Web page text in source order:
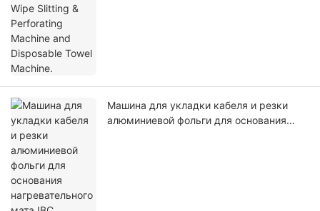
Машина для укладки кабеля и резки
алюминиевой фольги для основания